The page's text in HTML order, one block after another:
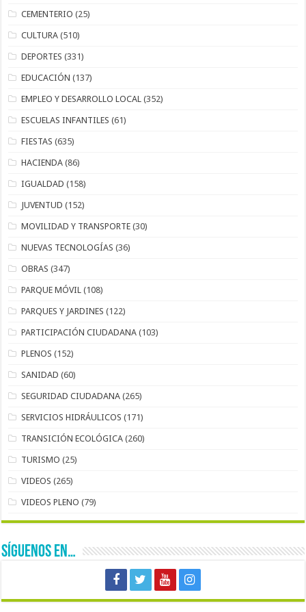
CEMENTERIO (25)
CULTURA (510)
DEPORTES (331)
EDUCACIÓN (137)
EMPLEO Y DESARROLLO LOCAL (352)
ESCUELAS INFANTILES (61)
FIESTAS (635)
HACIENDA (86)
IGUALDAD (158)
JUVENTUD (152)
MOVILIDAD Y TRANSPORTE (30)
NUEVAS TECNOLOGÍAS (36)
OBRAS (347)
PARQUE MÓVIL (108)
PARQUES Y JARDINES (122)
PARTICIPACIÓN CIUDADANA (103)
PLENOS (152)
SANIDAD (60)
SEGURIDAD CIUDADANA (265)
SERVICIOS HIDRÁULICOS (171)
TRANSICIÓN ECOLÓGICA (260)
TURISMO (25)
VIDEOS (265)
VIDEOS PLENO (79)
SÍGUENOS EN…